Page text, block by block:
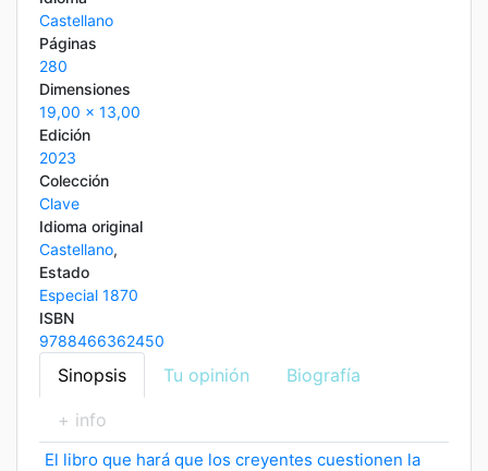
Castellano
Páginas
280
Dimensiones
19,00 x 13,00
Edición
2023
Colección
Clave
Idioma original
Castellano,
Estado
Especial 1870
ISBN
9788466362450
Sinopsis Tu opinión Biografía
+ info
El libro que hará que los creyentes cuestionen la